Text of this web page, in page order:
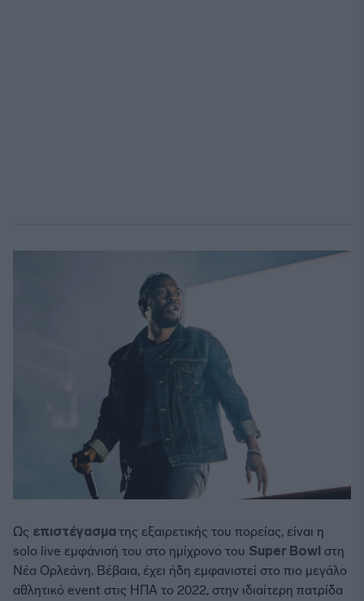
Ως επιστέγασμα της εξαιρετικής του πορείας, είναι η
solo live εμφάνισή του στο ημίχρονο του Super Bowl στη
Νέα Ορλεάνη. Βέβαια, έχει ήδη εμφανιστεί στο πιο μεγάλο
αθλητικό event στις ΗΠΑ το 2022, στην ιδιαίτερη πατρίδα